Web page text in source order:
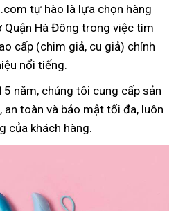
tự hào là lựa chọn hàng
Quận Hà Đông trong việc tìm
cấp (chim giả, cu giả) chính
nổi tiếng.
năm, chúng tôi cung cấp sản
toàn và bảo mật tối đa, luôn
của khách hàng.